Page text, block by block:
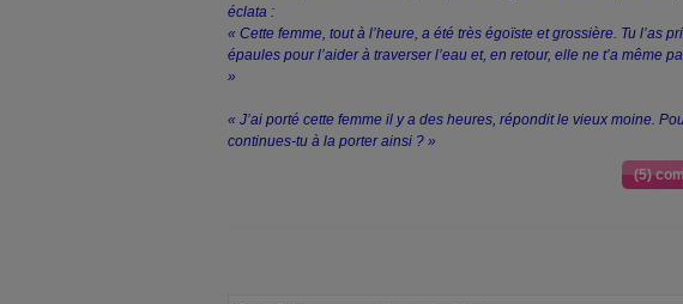
éclata :
« Cette femme, tout à l’heure, a été très égoïste et grossière. Tu l’as
épaules pour l’aider à traverser l’eau et, en retour, elle ne t’a même
»
« J’ai porté cette femme il y a des heures, répondit le vieux moine.
continues-tu à la porter ainsi ? »
(5)